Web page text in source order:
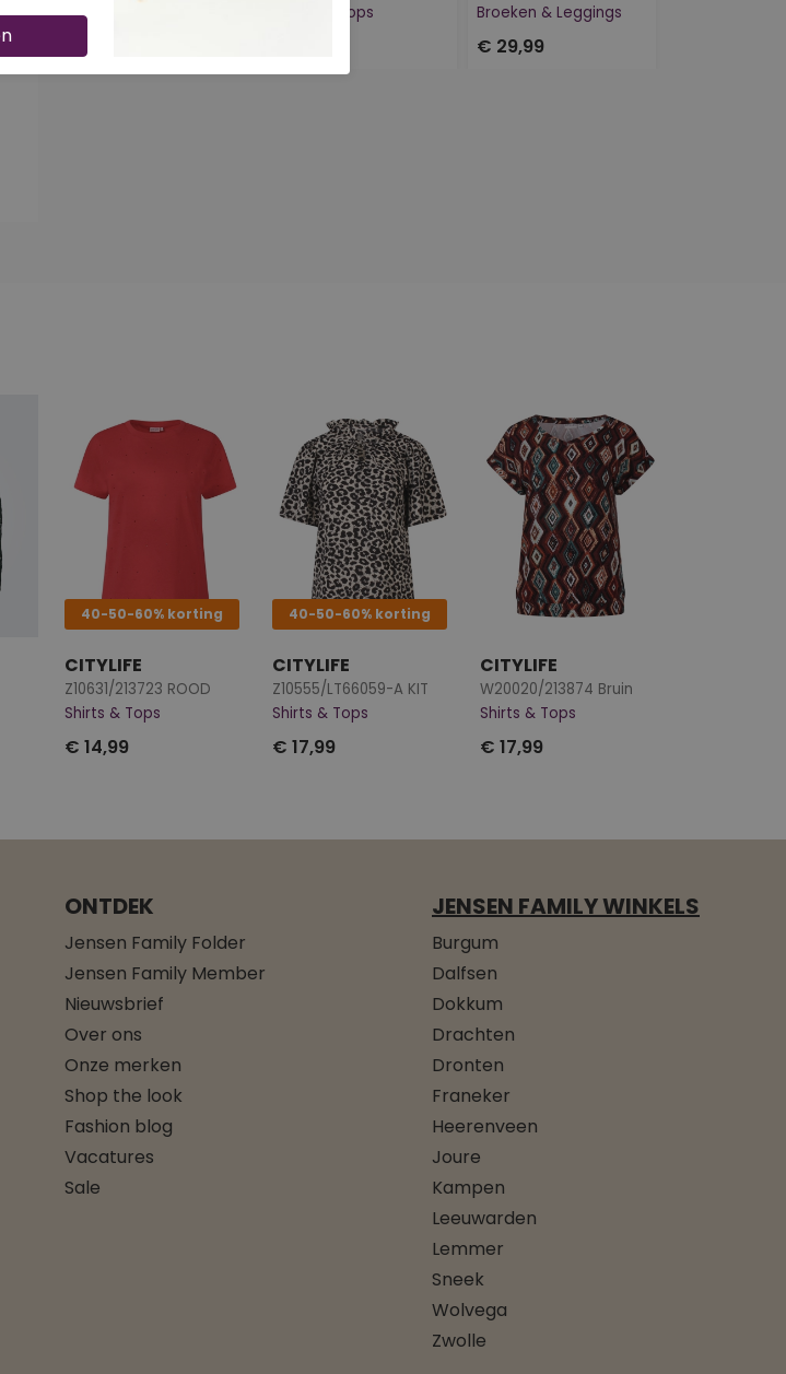
Blouses & Tunieken
Shirts & Tops
Broeken & Leggings
€ 29,99
40-50-60% korting
CITYLIFE
Z10631/213723 ROOD
Shirts & Tops
€ 14,99
40-50-60% korting
CITYLIFE
Z10555/LT66059-A KIT
Shirts & Tops
€ 17,99
CITYLIFE
W20020/213874 Bruin
Shirts & Tops
€ 17,99
ONTDEK
Jensen Family Folder
Jensen Family Member
Nieuwsbrief
Over ons
Onze merken
Shop the look
Fashion blog
Vacatures
Sale
JENSEN FAMILY WINKELS
Burgum
Dalfsen
Dokkum
Drachten
Dronten
Franeker
Heerenveen
Joure
Kampen
Leeuwarden
Lemmer
Sneek
Wolvega
Zwolle